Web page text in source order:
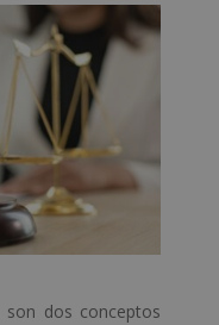
son dos conceptos